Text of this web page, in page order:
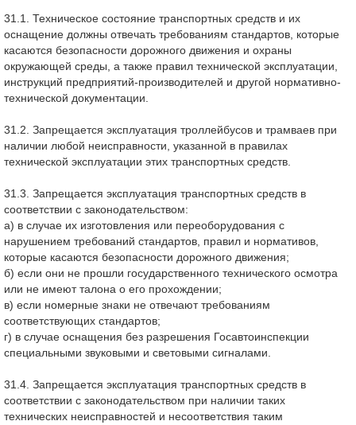
31.1. Техническое состояние транспортных средств и их
оснащение должны отвечать требованиям стандартов, которые
касаются безопасности дорожного движения и охраны
окружающей среды, а также правил технической эксплуатации,
инструкций предприятий-производителей и другой нормативно-
технической документации.
31.2. Запрещается эксплуатация троллейбусов и трамваев при
наличии любой неисправности, указанной в правилах
технической эксплуатации этих транспортных средств.
31.3. Запрещается эксплуатация транспортных средств в
соответствии с законодательством:
а) в случае их изготовления или переоборудования с
нарушением требований стандартов, правил и нормативов,
которые касаются безопасности дорожного движения;
б) если они не прошли государственного технического осмотра
или не имеют талона о его прохождении;
в) если номерные знаки не отвечают требованиям
соответствующих стандартов;
г) в случае оснащения без разрешения Госавтоинспекции
специальными звуковыми и световыми сигналами.
31.4. Запрещается эксплуатация транспортных средств в
соответствии с законодательством при наличии таких
технических неисправностей и несоответствия таким